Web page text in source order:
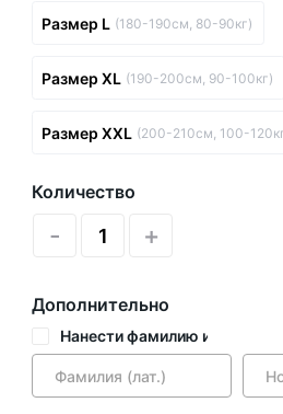
Размер L (180-190см, 80-90кг)
Размер XL (190-200см, 90-100кг)
Размер XXL (200-210см, 100-
Количество
- +
Дополнительно
Нанести фамилию и номер